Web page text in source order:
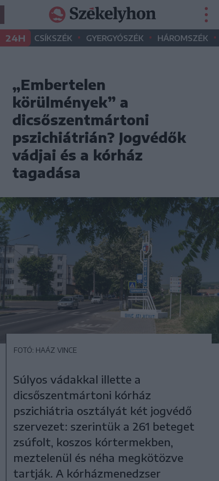
24H CSÍKSZÉK • GYERGYÓSZÉK • HÁROMSZÉK •
„Embertelen
körülmények” a
dicsőszentmártoni
pszichiátrián? Jogvédők
vádjai és a kórház
tagadása
FOTÓ: HAÁZ VINCE
Súlyos vádakkal illette a
dicsőszentmártoni kórház
pszichiátria osztályát két jogvédő
szervezet: szerintük a 261 beteget
zsúfolt, koszos kórtermekben,
meztelenül és néha megkötözve
tartják. A kórházmenedzser